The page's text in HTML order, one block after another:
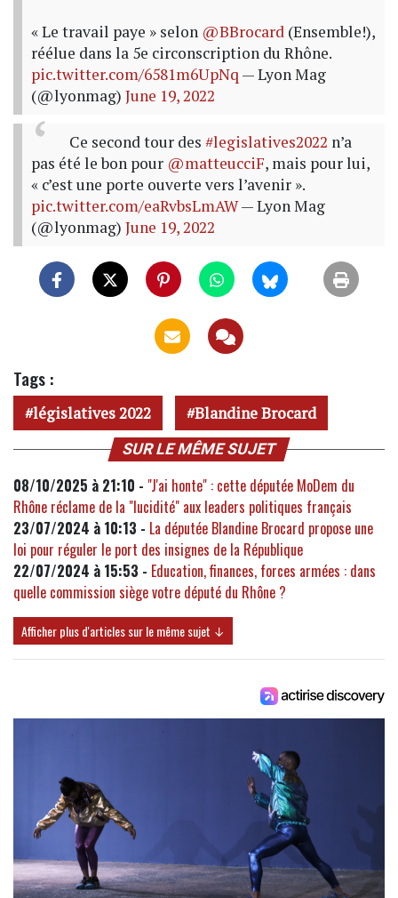
« Le travail paye » selon @BBrocard (Ensemble!),
réélue dans la 5e circonscription du Rhône.
pic.twitter.com/6581m6UpNq — Lyon Mag
(@lyonmag) June 19, 2022
Ce second tour des #legislatives2022 n’a
pas été le bon pour @matteucciF, mais pour lui,
« c’est une porte ouverte vers l’avenir ».
pic.twitter.com/eaRvbsLmAW— Lyon Mag
(@lyonmag) June 19, 2022
Tags :
législatives 2022 Blandine Brocard
SUR LE MÊME SUJET
08/10/2025 à 21:10 - "J'ai honte" : cette députée MoDem du
Rhône réclame de la "lucidité" aux leaders politiques français
23/07/2024 à 10:13 - La députée Blandine Brocard propose une
loi pour réguler le port des insignes de la République
22/07/2024 à 15:53 - Education, finances, forces armées : dans
quelle commission siège votre député du Rhône ?
Afficher plus d'articles sur le même sujet ↓